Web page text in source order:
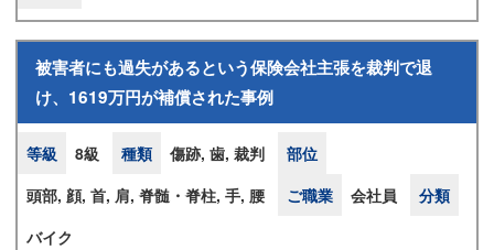
被害者にも過失があるという保険会社主張を裁判で退
け、1619万円が補償された事例
等級 8級 種類 傷跡, 歯, 裁判
部位
頭部, 顔, 首, 肩, 脊髄・脊柱, 手, 腰
ご職業 会社員
分類
バイク